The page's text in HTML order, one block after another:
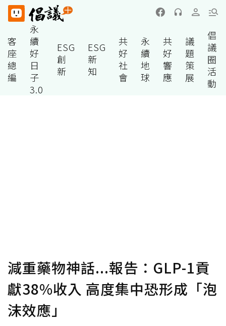
客
座
總
編
永
續
好
日
子
3.0
ESG
創
新
ESG
新
知
共
好
社
會
永
續
地
球
共
好
響
應
議
題
策
展
倡
議
圈
活
動
減重藥物神話...報告：GLP-1貢
獻38%收入 高度集中恐形成「泡
沫效應」